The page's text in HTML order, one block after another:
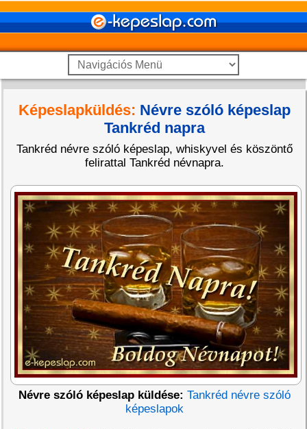
Képeslapküldés: Névre szóló képeslap
Tankréd napra
Tankréd névre szóló képeslap, whiskyvel és köszöntő
felirattal Tankréd névnapra.
Névre szóló képeslap küldése: Tankréd névre szóló
képeslapok